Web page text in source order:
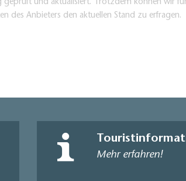
und aktualisiert. Trotzdem können wir
des Anbieters den aktuellen Stand zu erfragen.
Mehr erfahren!